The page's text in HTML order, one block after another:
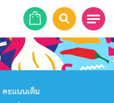
คะแนนเต็ม